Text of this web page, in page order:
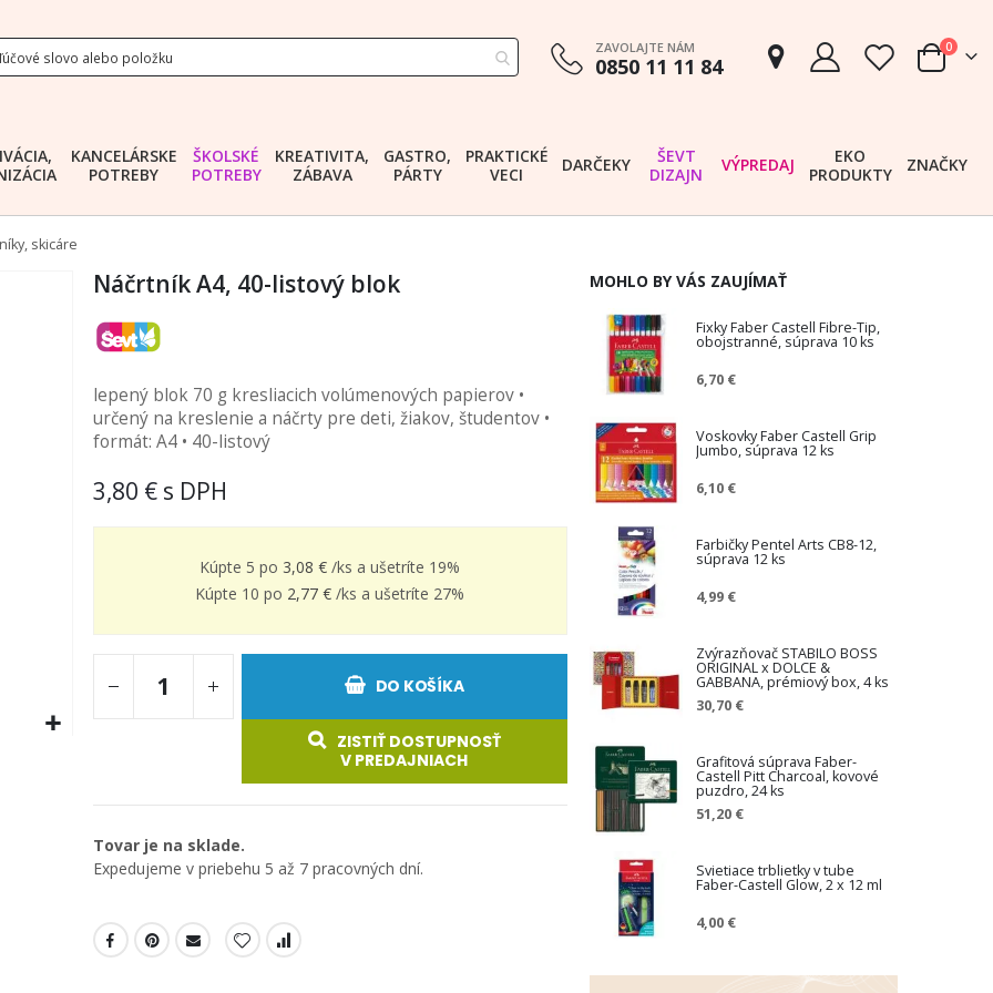
ZAVOLAJTE NÁM
0850 11 11 84 Cart
0
KANCELÁRSKE
POTREBY
ŠKOLSKÉ
POTREBY
KREATIVITA,
ZÁBAVA
GASTRO,
PÁRTY
PRAKTICKÉ
VECI
DARČEKY
ŠEVT
DIZAJN
VÝPREDAJ
EKO
PRODUKTY
ZNAČKY
skicáre
Náčrtník A4, 40-listový blok
lepený blok 70 g kresliacich volúmenových papierov •
určený na kreslenie a náčrty pre deti, žiakov, študentov •
formát: A4 • 40-listový
3,80 €
Kúpte 5 po 3,08 € /ks aušetríte 19%
Kúpte 10 po 2,77 € /ks aušetríte 27%
DO KOŠÍKA
ZISTIŤ DOSTUPNOSŤ
V PREDAJNIACH
Tovar je na sklade.
Expedujeme v priebehu 5 až 7 pracovných dní.
MOHLO BY VÁS ZAUJÍMAŤ
Fixky Faber Castell Fibre-Tip,
obojstranné, súprava 10 ks
6,70 €
Voskovky Faber Castell Grip
Jumbo, súprava 12 ks
6,10 €
Farbičky Pentel Arts CB8-12,
súprava 12 ks
4,99 €
Zvýrazňovač STABILO BOSS
ORIGINAL x DOLCE &
GABBANA, prémiový box, 4 ks
30,70 €
Grafitová súprava Faber-
Castell Pitt Charcoal, kovové
puzdro, 24 ks
51,20 €
Svietiace trblietky v tube
Faber-Castell Glow, 2 x 12 ml
4,00 €